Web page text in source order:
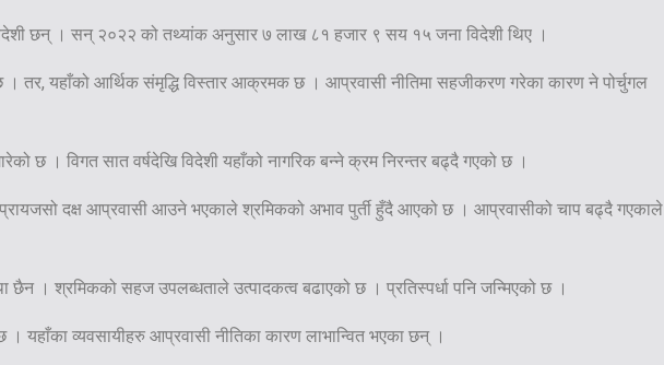
छन् । सन् २०२२ को तथ्यांक अनुसार ७ लाख ८१ हजार ९ सय १५ जना विदेशी थिए ।
। तर, यहाँको आर्थिक संमृद्धि विस्तार आक्रमक छ । आप्रवासी नीतिमा सहजीकरण गरेका कारण ने पोर्चुगल
छ । विगत सात वर्षदेखि विदेशी यहाँको नागरिक बन्ने क्रम निरन्तर बढ्दै गएको छ ।
दक्ष आप्रवासी आउने भएकाले श्रमिकको अभाव पुर्ती हुँदै आएको छ । आप्रवासीको चाप बढ्दै गएकाले
छैन । श्रमिकको सहज उपलब्धताले उत्पादकत्व बढाएको छ । प्रतिस्पर्धा पनि जन्मिएको छ ।
। यहाँका व्यवसायीहरु आप्रवासी नीतिका कारण लाभान्वित भएका छन् ।